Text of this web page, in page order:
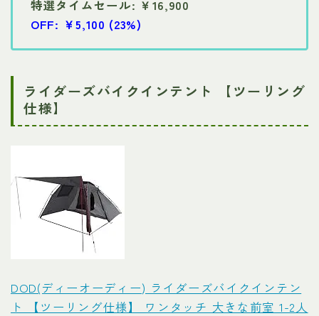
特選タイムセール: ￥16,900
OFF: ￥5,100 (23%)
ライダーズバイクインテント 【ツーリング
仕様】
DOD(ディーオーディー) ライダーズバイクインテン
ト 【ツーリング仕様】 ワンタッチ 大きな前室 1-2人